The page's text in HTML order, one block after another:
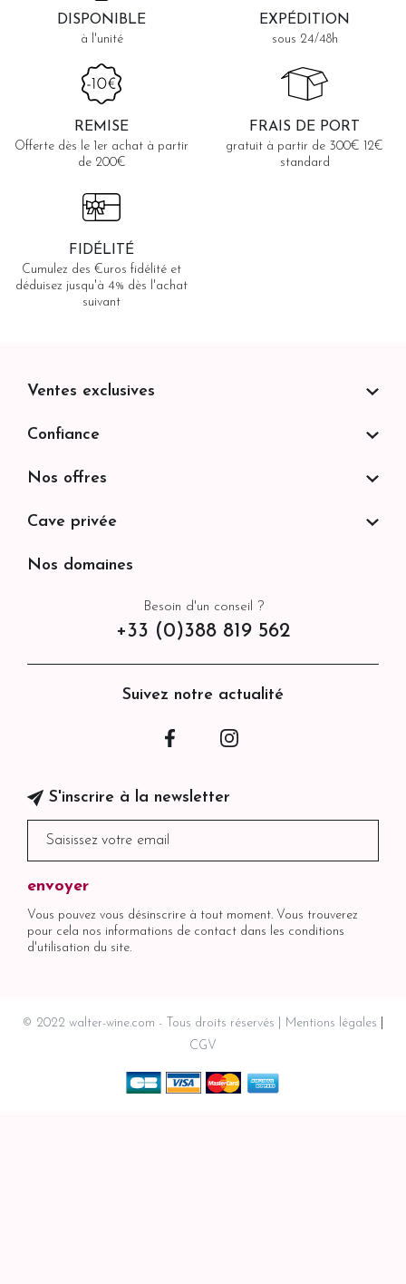
DISPONIBLE
à l'unité
EXPÉDITION
sous 24/48h
REMISE
Offerte dès le 1er achat à partir
de 200€
FRAIS DE PORT
gratuit à partir de 300€ 12€
standard
FIDÉLITÉ
Cumulez des €uros fidélité et
déduisez jusqu'à 4% dès l'achat
suivant
Besoin d'un conseil ?
+33 (0)388 819 562
Suivez notre actualité
Facebook
S'inscrire à la newsletter
Vous pouvez vous désinscrire à tout moment. Vous trouverez
pour cela nos informations de contact dans les conditions
d'utilisation du site.
Ventes exclusives
Confiance
Nos offres
Cave privée
Nos domaines
© 2022 walter-wine.com - Tous droits réservés
Mentions légales
CGV